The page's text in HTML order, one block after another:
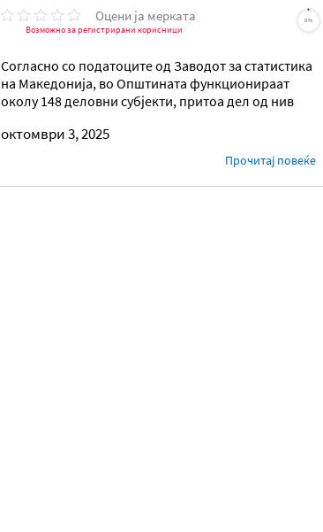
Оцени ја мерката
Возможно за регистрирани корисници
0%
Согласно со податоците од Заводот за статистика
на Македонија, во Општината функционираат
околу 148 деловни субјекти, притоа дел од нив
октомври 3, 2025
Прочитај повеќе